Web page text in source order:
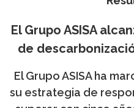
El Grupo ASISA
de
El Grupo ASISA ha
su estrategia de